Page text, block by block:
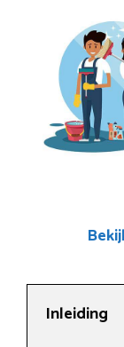
Inleiding